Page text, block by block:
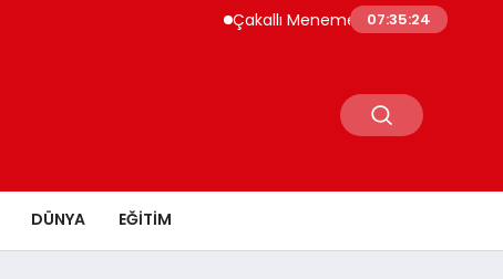
Çakallı Menemeni Neden Meşhur?
07:35:25
DÜNYA EĞITIM